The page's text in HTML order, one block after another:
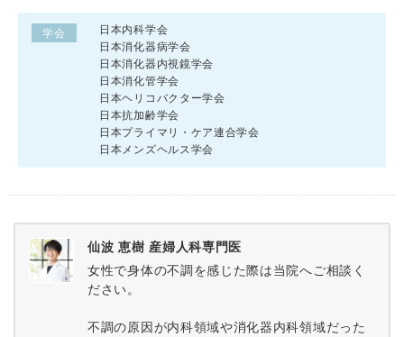
学会
日本内科学会
日本消化器病学会
日本消化器内視鏡学会
日本消化管学会
日本ヘリコバクター学会
日本抗加齢学会
日本プライマリ・ケア連合学会
日本メンズヘルス学会
仙波 恵樹 産婦人科専門医
女性で身体の不調を感じた際は当院へご相談く
ださい。
不調の原因が内科領域や消化器内科領域だった